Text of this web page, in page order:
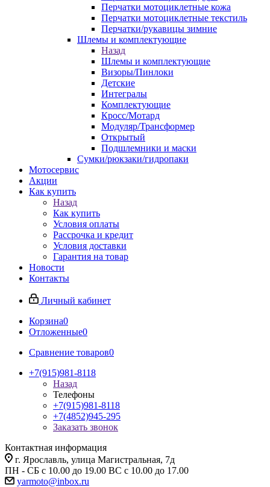
Перчатки мотоциклетные кожа
Перчатки мотоциклетные текстиль
Перчатки/рукавицы зимние
Шлемы и комплектующие
Назад
Шлемы и комплектующие
Визоры/Пинлоки
Детские
Интегралы
Комплектующие
Кросс/Мотард
Модуляр/Трансформер
Открытый
Подшлемники и маски
Сумки/рюкзаки/гидропаки
Мотосервис
Акции
Как купить
Назад
Как купить
Условия оплаты
Рассрочка и кредит
Условия доставки
Гарантия на товар
Новости
Контакты
Личный кабинет
Корзина0
Отложенные0
Сравнение товаров0
+7(915)981-8118
Назад
Телефоны
+7(915)981-8118
+7(4852)945-295
Заказать звонок
Контактная информация
г. Ярославль, улица Магистральная, 7д
ПН - СБ с 10.00 до 19.00 ВС с 10.00 до 17.00
yarmoto@inbox.ru